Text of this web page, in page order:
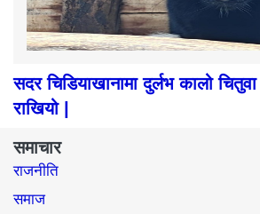
सदर चिडियाखानामा दुर्लभ कालो
राखियो |
समाचार
राजनीति
समाज​